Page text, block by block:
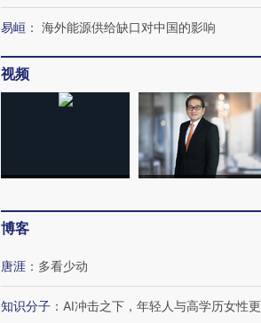
易峘 ： 海外能源供给缺口对中国的影响
视频
博客
唐涯 ： 多看少动
知识分子 ： AI冲击之下，年轻人与高学历女性更